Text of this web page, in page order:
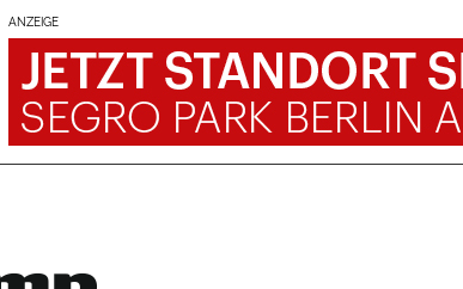
ANZEIGE